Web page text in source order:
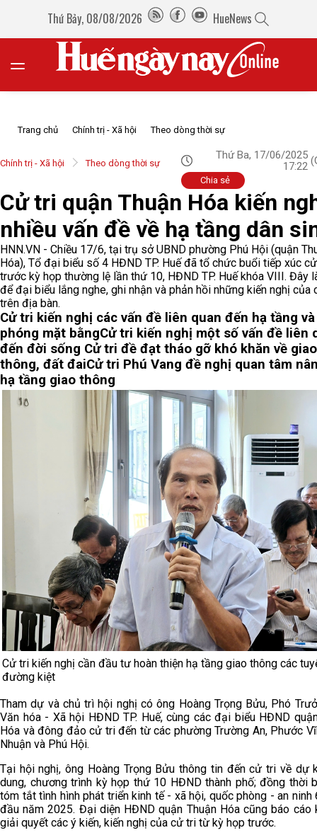
Thứ Bảy, 08/08/2026 HueNews
Trang chủ Chính trị - Xã hội Theo dòng thời sự
Chính trị - Xã hội Theo dòng thời sự
Thứ Ba, 17/06/2025
17:22
Chia sẻ
Cử tri quận Thuận Hóa kiến
nhiều vấn đề về hạ tầng dân
HNN.VN - Chiều 17/6, tại trụ sở UBND phường Phú Hội (quận
Hóa), Tổ đại biểu số 4 HĐND TP. Huế đã tổ chức buổi tiếp xúc
trước kỳ họp thường lệ lần thứ 10, HĐND TP. Huế khóa VIII. Đây
để đại biểu lắng nghe, ghi nhận và phản hồi những kiến nghị của
trên địa bàn.
Cử tri kiến nghị các vấn đề liên quan đến hạ tầng
phóng mặt bằngCử tri kiến nghị một số vấn đề liên
đến đời sống Cử tri đề đạt tháo gỡ khó khăn về giao
thông, đất đaiCử tri Phú Vang đề nghị quan tâm
hạ tầng giao thông
Cử tri kiến nghị cần đầu tư hoàn thiện hạ tầng giao thông các
đường kiệt
Tham dự và chủ trì hội nghị có ông Hoàng Trọng Bửu, Phó
Văn hóa - Xã hội HĐND TP. Huế, cùng các đại biểu HĐND
Hóa và đông đảo cử tri đến từ các phường Trường An, Phước
Nhuận và Phú Hội.
Tại hội nghị, ông Hoàng Trọng Bửu thông tin đến cử tri về dự
dung, chương trình kỳ họp thứ 10 HĐND thành phố; đồng thời
tóm tắt tình hình phát triển kinh tế - xã hội, quốc phòng - an ninh
đầu năm 2025. Đại diện HĐND quận Thuận Hóa cũng báo cáo
giải quyết các ý kiến, kiến nghị của cử tri từ kỳ họp trước.